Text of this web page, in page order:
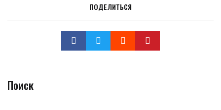
ПОДЕЛИТЬСЯ
Поиск